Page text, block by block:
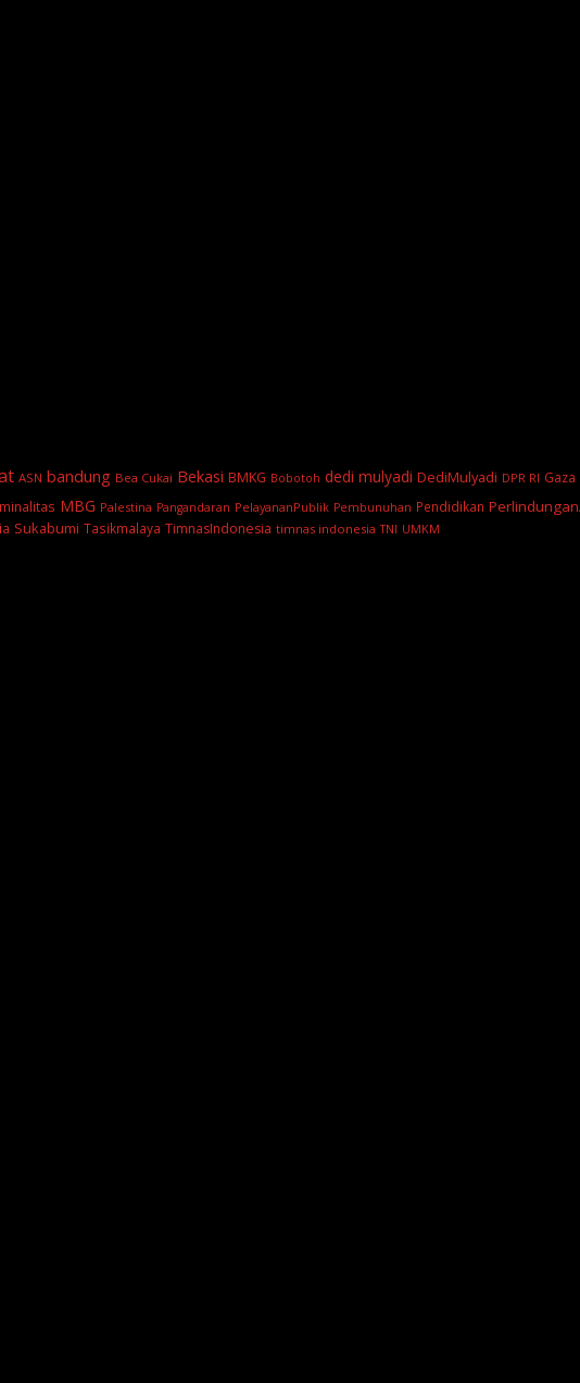
ASN bandung Bea Cukai Bekasi BMKG Bobotoh dedi mulyadi DediMulyadi DPR RI Gaza
MBG Palestina Pangandaran PelayananPublik Pembunuhan Pendidikan
Sukabumi Tasikmalaya TimnasIndonesia timnas indonesia TNI UMKM